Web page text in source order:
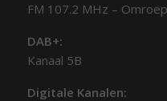
FM 107.2 MHz –
DAB+:
Kanaal 5B
Digitale Kanalen: